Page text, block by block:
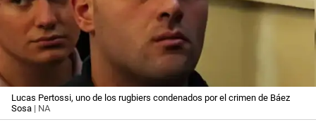
Lucas Pertossi, uno de los rugbiers condenados por el crimen de Báez
Sosa | NA